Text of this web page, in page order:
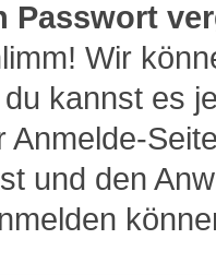
Passwort
Wir
kannst es
Anmelde-
und den